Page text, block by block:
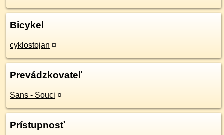
Bicykel
cyklostojan ¤
Prevádzkovateľ
Sans - Souci ¤
Prístupnosť